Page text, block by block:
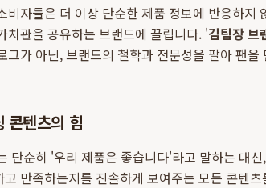
비자들은 더 이상 단순한 제품 정보에 반응하지
치관을 공유하는 브랜드에 끌립니다. '김팀장 브
그가 아닌, 브랜드의 철학과 전문성을 팔아 팬을
콘텐츠의 힘
단순히 '우리 제품은 좋습니다'라고 말하는 대
만족하는지를 진솔하게 보여주는 모든 콘텐